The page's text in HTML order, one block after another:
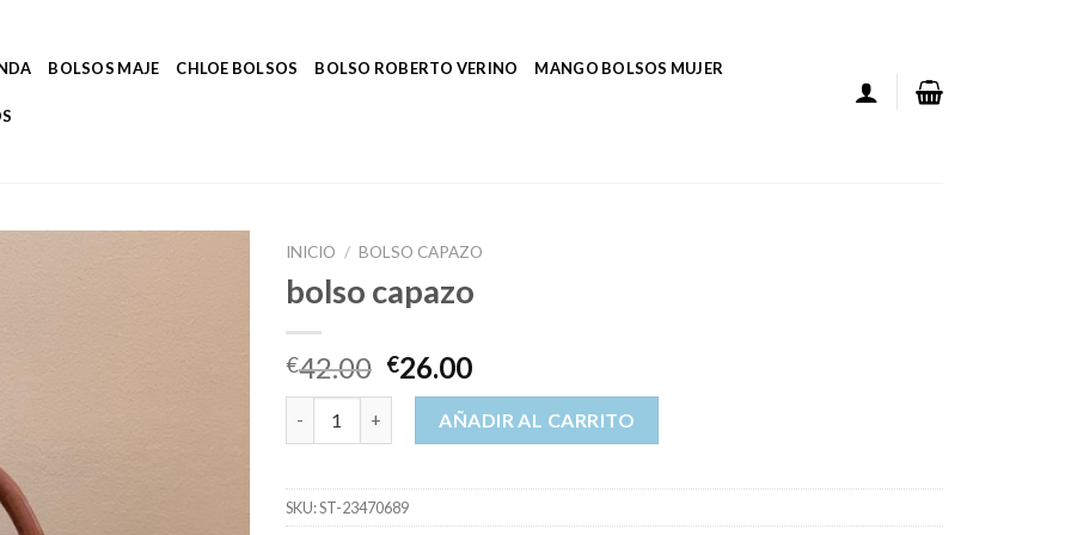
BOLSOS MAJE CHLOE BOLSOS BOLSO ROBERTO VERINO MANGO BOLSOS MUJER
INICIO / BOLSO CAPAZO
bolso capazo
€42.00 €26.00
bolso capazo cantidadAÑADIR AL CARRITO
SKU:ST-23470689